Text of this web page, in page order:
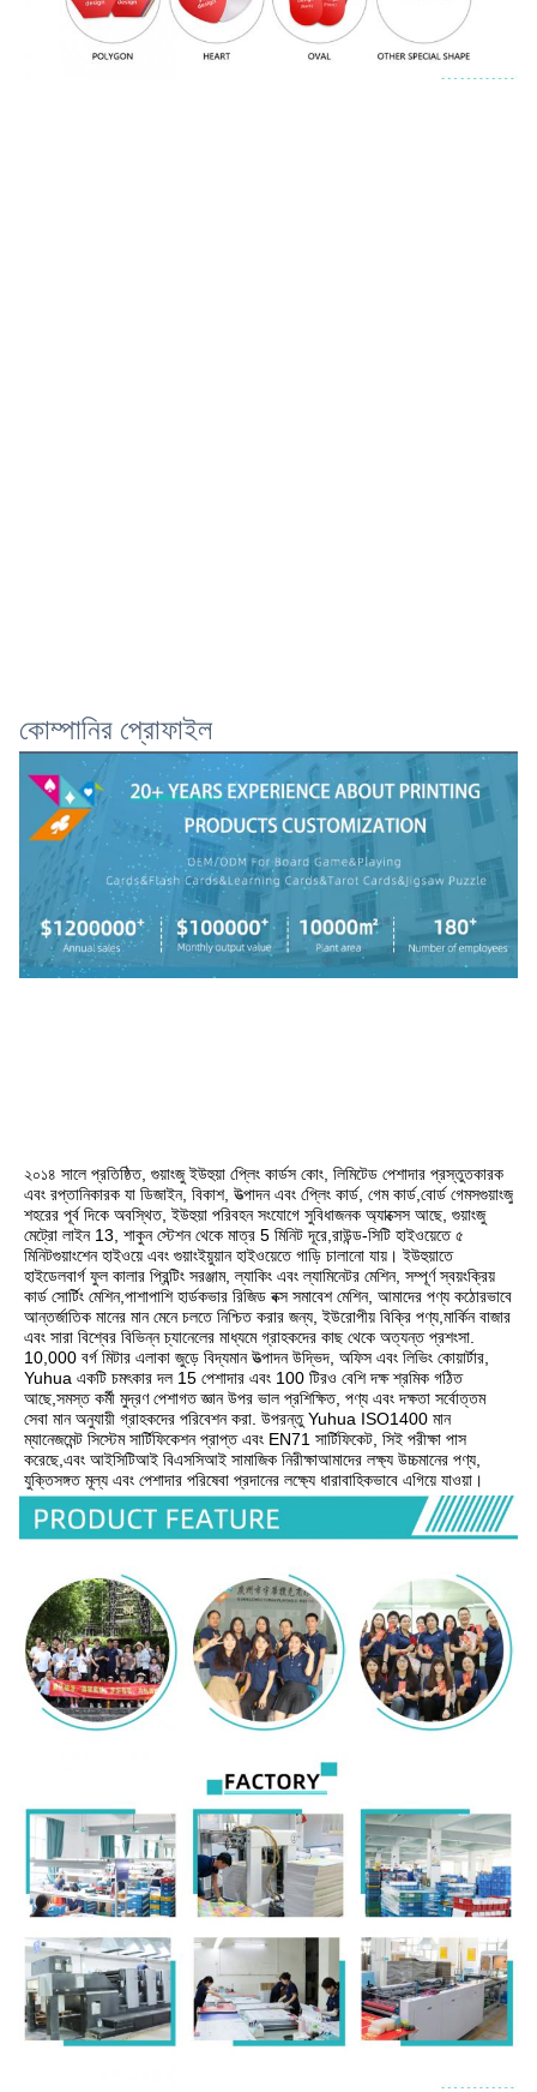
কোম্পানির প্রোফাইল
২০১৪ সালে প্রতিষ্ঠিত, গুয়াংজু ইউহুয়া প্লেিং কার্ডস কোং, লিমিটেড পেশাদার প্রস্তুতকারক
এবং রপ্তানিকারক যা ডিজাইন, বিকাশ, উত্পাদন এবং প্লেিং কার্ড, গেম কার্ড,বোর্ড গেমসগুয়াংজু
শহরের পূর্ব দিকে অবস্থিত, ইউহুয়া পরিবহন সংযোগে সুবিধাজনক অ্যাক্সেস আছে, গুয়াংজু
মেট্রো লাইন 13, শাকুন স্টেশন থেকে মাত্র 5 মিনিট দূরে,রাউন্ড-সিটি হাইওয়েতে ৫
মিনিটগুয়াংশেন হাইওয়ে এবং গুয়াংইয়ুয়ান হাইওয়েতে গাড়ি চালানো যায়। ইউহুয়াতে
হাইডেলবার্গ ফুল কালার প্রিন্টিং সরঞ্জাম, ল্যাকিং এবং ল্যামিনেটর মেশিন, সম্পূর্ণ স্বয়ংক্রিয়
কার্ড সোর্টিং মেশিন,পাশাপাশি হার্ডকভার রিজিড বক্স সমাবেশ মেশিন, আমাদের পণ্য কঠোরভাবে
আন্তর্জাতিক মানের মান মেনে চলতে নিশ্চিত করার জন্য, ইউরোপীয় বিক্রি পণ্য,মার্কিন বাজার
এবং সারা বিশ্বের বিভিন্ন চ্যানেলের মাধ্যমে গ্রাহকদের কাছ থেকে অত্যন্ত প্রশংসা.
10,000 বর্গ মিটার এলাকা জুড়ে বিদ্যমান উত্পাদন উদ্ভিদ, অফিস এবং লিভিং কোয়ার্টার,
Yuhua একটি চমৎকার দল 15 পেশাদার এবং 100 টিরও বেশি দক্ষ শ্রমিক গঠিত
আছে,সমস্ত কর্মী মুদ্রণ পেশাগত জ্ঞান উপর ভাল প্রশিক্ষিত, পণ্য এবং দক্ষতা সর্বোত্তম
সেবা মান অনুযায়ী গ্রাহকদের পরিবেশন করা. উপরন্তু Yuhua ISO1400 মান
ম্যানেজমেন্ট সিস্টেম সার্টিফিকেশন প্রাপ্ত এবং EN71 সার্টিফিকেট, সিই পরীক্ষা পাস
করেছে,এবং আইসিটিআই বিএসসিআই সামাজিক নিরীক্ষাআমাদের লক্ষ্য উচ্চমানের পণ্য,
যুক্তিসঙ্গত মূল্য এবং পেশাদার পরিষেবা প্রদানের লক্ষ্যে ধারাবাহিকভাবে এগিয়ে যাওয়া।